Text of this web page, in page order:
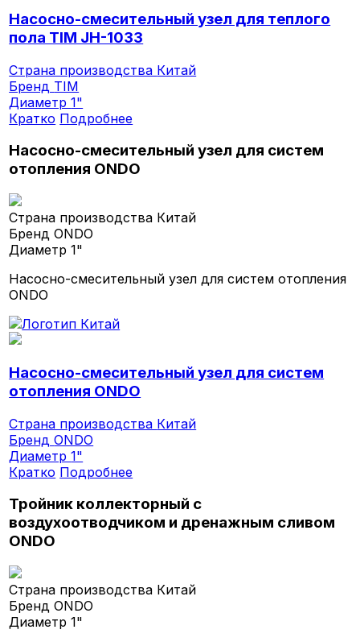
Насосно-смесительный узел для теплого
пола TIM JH-1033
Страна производства Китай
Бренд TIM
Диаметр1"
Кратко Подробнее
Насосно-смесительный узел для систем
отопления ONDO
Страна производства Китай
БрендONDO
Диаметр1"
Насосно-смесительный узел для систем отопления
ONDO
Насосно-смесительный узел для систем
отопления ONDO
Страна производства Китай
БрендONDO
Диаметр1"
Кратко Подробнее
Тройник коллекторный с
воздухоотводчиком и дренажным сливом
ONDO
Страна производства Китай
БрендONDO
Диаметр1"